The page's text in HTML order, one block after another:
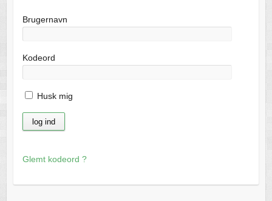
Brugernavn
Kodeord
Husk mig
Glemt kodeord ?